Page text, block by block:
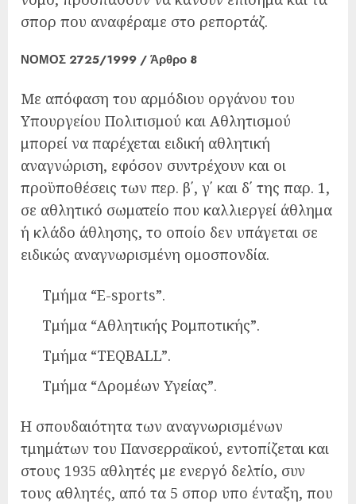
σπορ που αναφέραμε στο ρεπορτάζ.
ΝΟΜΟΣ 2725/1999 / Άρθρο 8
Με απόφαση του αρμόδιου οργάνου του
Υπουργείου Πολιτισμού και Αθλητισμού
μπορεί να παρέχεται ειδική αθλητική
αναγνώριση, εφόσον συντρέχουν και οι
προϋποθέσεις των περ. β΄, γ΄ και δ΄ της παρ. 1,
σε αθλητικό σωματείο που καλλιεργεί άθλημα
ή κλάδο άθλησης, το οποίο δεν υπάγεται σε
ειδικώς αναγνωρισμένη ομοσπονδία.
Τμήμα “E-sports”.
Τμήμα “Αθλητικής Ρομποτικής”.
Τμήμα “TEQBALL”.
Τμήμα “Δρομέων Υγείας”.
Η σπουδαιότητα των αναγνωρισμένων
τμημάτων του Πανσερραϊκού, εντοπίζεται και
στους 1935 αθλητές με ενεργό δελτίο, συν
τους αθλητές, από τα 5 σπορ υπο ένταξη, που